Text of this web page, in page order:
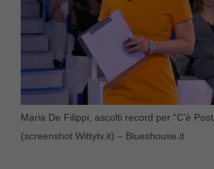
Maria De Filippi, ascolti record per “C’è
(screenshot Wittytv.it) – Blueshouse.it